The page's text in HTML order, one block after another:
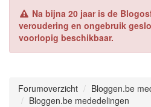
Na bijna 20 jaar is de
veroudering en ongebruik
voorlopig beschikbaar.
Forumoverzicht
Bloggen.be
Bloggen.be mededelingen